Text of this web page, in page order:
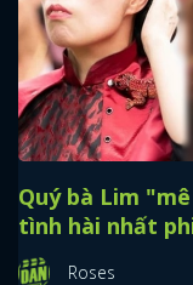
Quý bà Lim
tình hài nhất
Roses